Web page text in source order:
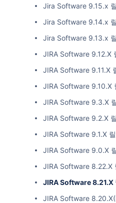
Jira Software 9.15.x 릴
Jira Software 9.14.x 릴
Jira Software 9.13.x 릴
JIRA Software 9.12.X
JIRA Software 9.11.X
JIRA Software 9.10.X
JIRA Software 9.3.X
JIRA Software 9.2.X 릴
JIRA Software 9.1.X 릴
JIRA Software 9.0.X
JIRA Software 8.22.X
JIRA Software 8.21.X
JIRA Software